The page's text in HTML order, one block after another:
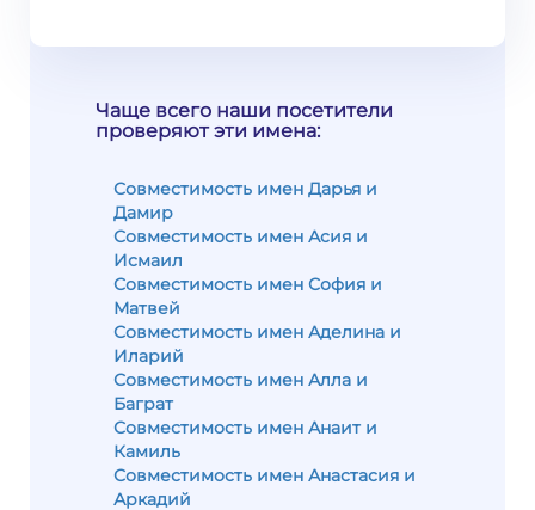
Чаще всего наши посетители
проверяют эти имена:
Совместимость имен Дарья и
Дамир
Совместимость имен Асия и
Исмаил
Совместимость имен София и
Матвей
Совместимость имен Аделина и
Иларий
Совместимость имен Алла и
Баграт
Совместимость имен Анаит и
Камиль
Совместимость имен Анастасия и
Аркадий